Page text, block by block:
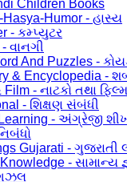
Children Books
Hasya-Humor - હાસ્ય
- કમ્પ્યુટર
વાનગી
And Puzzles -
& Encyclopedia -
Film - નાટકો તથા ફિલ્મ
- શિક્ષણ સંબંધી
- અંગ્રેજી
Gujarati - ગુજરાતી
- સામાન્ય